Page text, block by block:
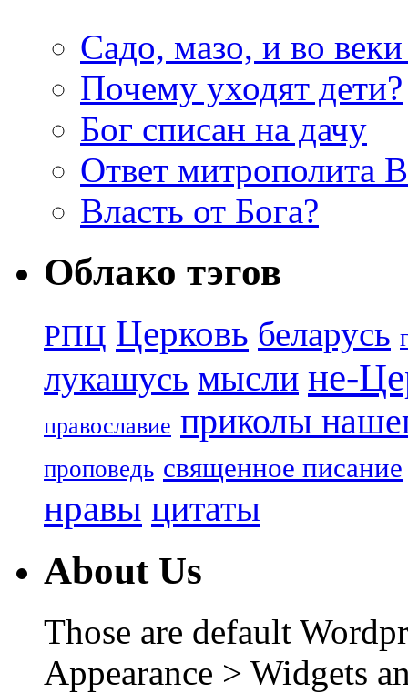
Садо, мазо, и во веки
Почему уходят дети?
Бог списан на дачу
Ответ митрополита
Власть от Бога?
Облако тэгов
РПЦ Церковь беларусь
лукашусь мысли не-
православие приколы
проповедь священное писание
нравы цитаты
About Us
Those are default
Appearance > Widgets